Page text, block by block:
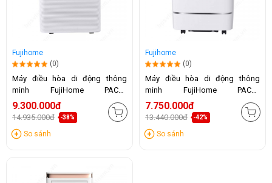
Fujihome
(0)
Máy điều hòa di động thông
minh FujiHome PAC14
(14.000BTU)
9.300.000đ
14.935.000đ -38%
So sánh
Fujihome
(0)
Máy điều hòa di động thông
minh FujiHome PAC12
(12.000BTU)
7.750.000đ
13.440.000đ -42%
So sánh